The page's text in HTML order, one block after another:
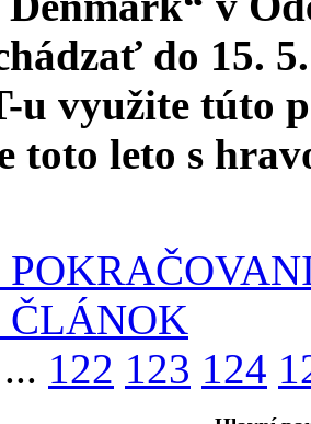
do 15.
u využite túto
toto leto s
ČLÁNOK
... 122 123 124